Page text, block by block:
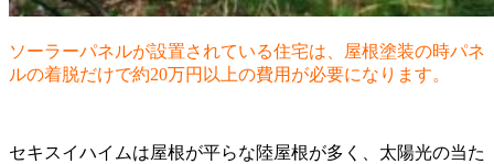
ソーラーパネルが設置されている住宅は、屋根塗装の時パネ
ルの着脱だけで約20万円以上の費用が必要になります。
セキスイハイムは屋根が平らな陸屋根が多く、太陽光の当た